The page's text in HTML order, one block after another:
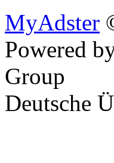
MyAdster
Powered
Group
Deutsche